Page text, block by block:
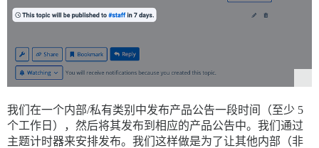
我们在一个内部/私有类别中发布产品公告一段时间（至少 5
个工作日），然后将其发布到相应的产品公告中。我们通过
主题计时器来安排发布。我们这样做是为了让其他内部（非